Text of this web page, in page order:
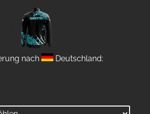
nach
Deutschland: